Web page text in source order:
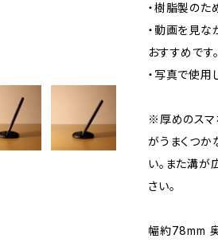
・樹脂製のた
・動画を見
おすすめです。
・写真で使用
※厚めのスマ
がうまくつか
い。また溝が
さい。
幅約78mm